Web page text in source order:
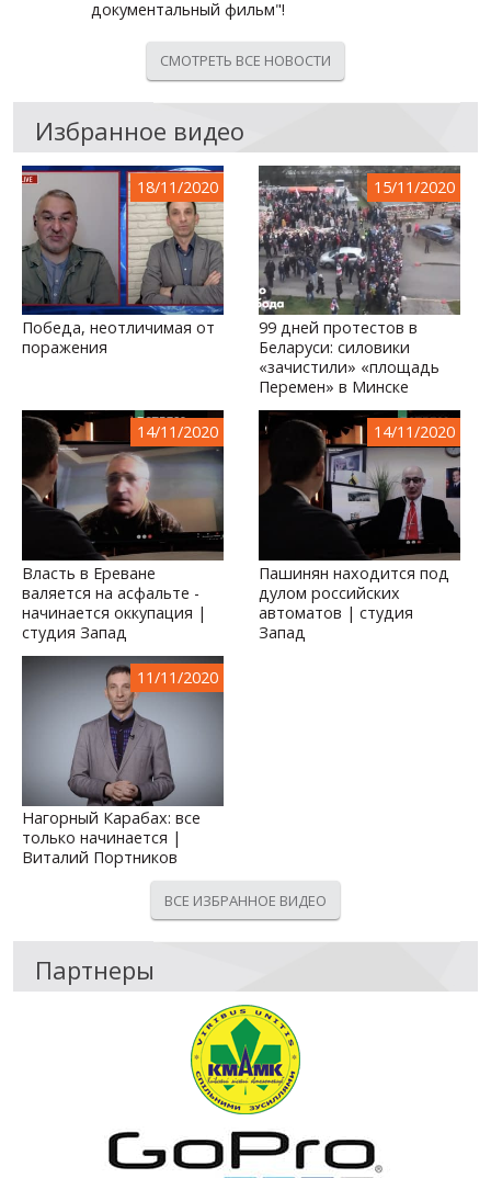
документальный фильм"!
СМОТРЕТЬ ВСЕ НОВОСТИ
Избранное видео
18/11/2020
Победа, неотличимая от
поражения
15/11/2020
99 дней протестов в
Беларуси: силовики
«зачистили» «площадь
Перемен» в Минске
14/11/2020
Власть в Ереване
валяется на асфальте -
начинается оккупация |
студия Запад
14/11/2020
Пашинян находится под
дулом российских
автоматов | студия
Запад
11/11/2020
Нагорный Карабах: все
только начинается |
Виталий Портников
ВСЕ ИЗБРАННОЕ ВИДЕО
Партнеры